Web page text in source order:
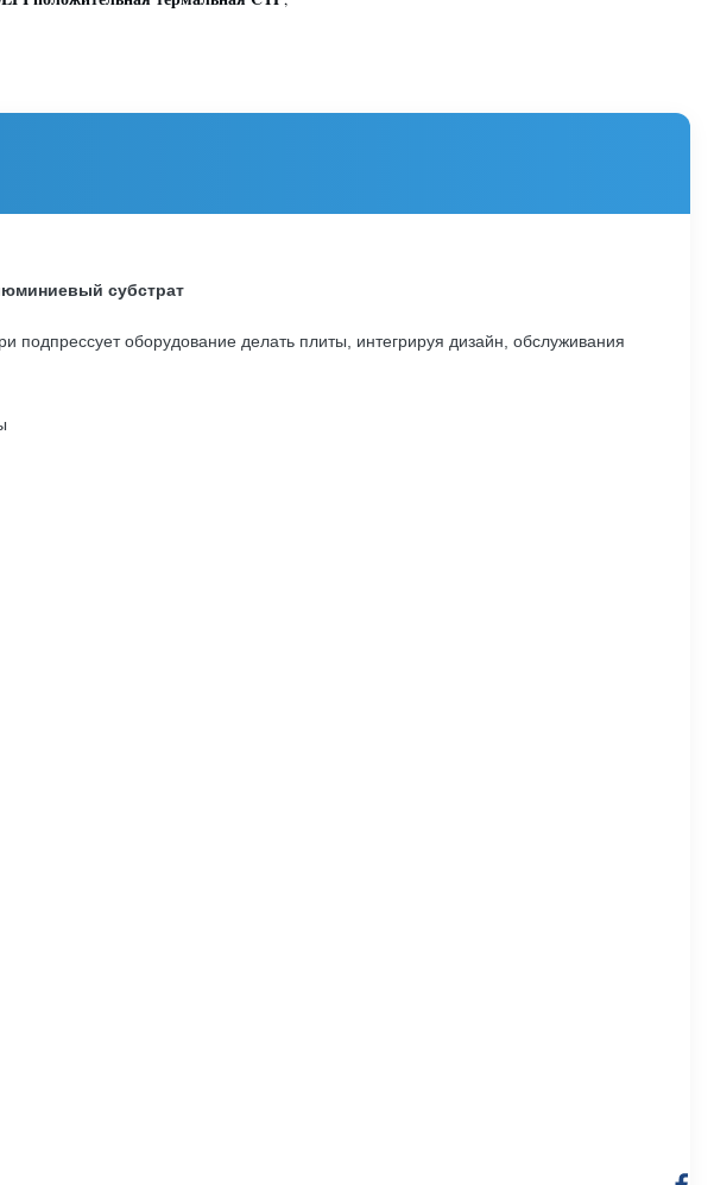
субстрат
оборудование делать плиты, интегрируя дизайн, обслуживания